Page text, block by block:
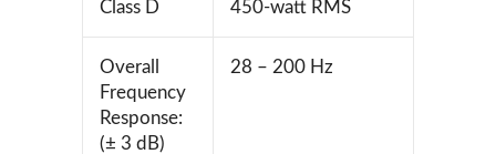
Class D
450-watt RMS
Overall
Frequency
Response:
(± 3 dB)
28 – 200 Hz